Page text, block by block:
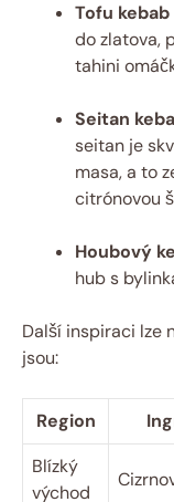
Tofu kebab
do zlatova,
tahini
Seitan
seitan je
masa, a to
citrónovou
Houbový
hub s
Další inspiraci lze
jsou:
Region
Blízký
východ